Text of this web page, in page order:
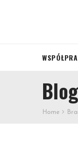
Blog
Home